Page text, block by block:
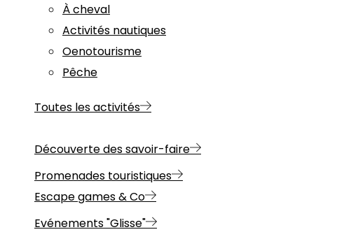
À cheval
Activités nautiques
Oenotourisme
Pêche
Toutes les activités
Découverte des savoir-faire
Promenades touristiques
Escape games & Co
Evénements "Glisse"